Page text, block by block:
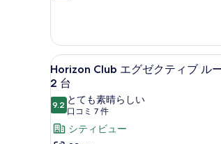
ン
グ
ベ
ッ
ド
1
ゼ
ク
テ
ィ
ル
ー
ム
Horizon
Club
エ
グ
ゼ
5
Horizon Club エグゼクティブ ル
2 台
9.210 点中 9.2
とても素晴らしい
口コミ 7 件
(口
コ
シティビュー